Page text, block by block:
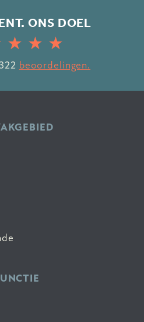
ONS DOEL
322 beoordelingen.